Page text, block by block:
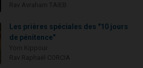
Les prières spéciales des "10 jours
de pénitence"